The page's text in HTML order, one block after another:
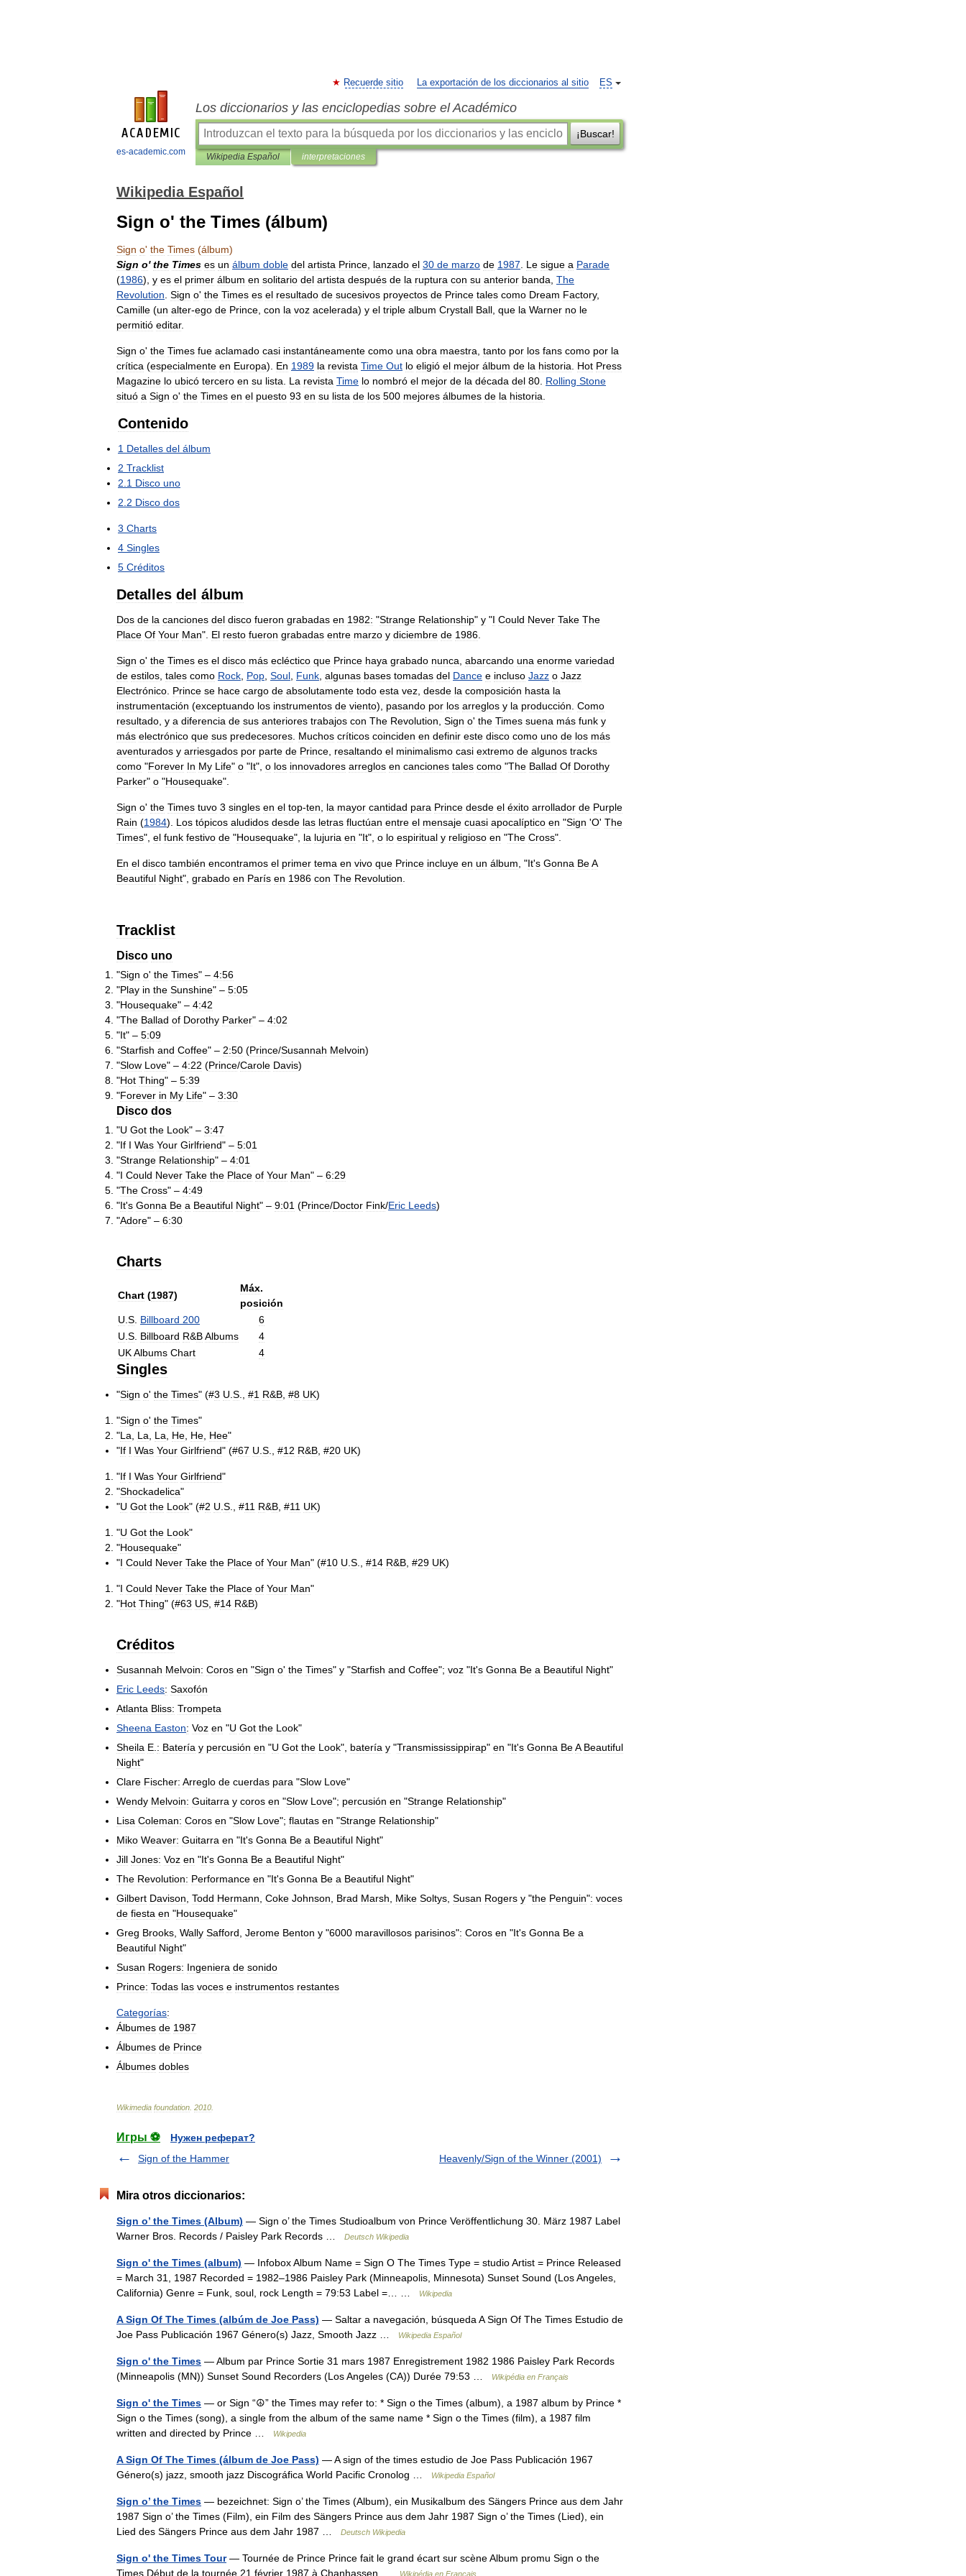
es-academic.com
ES
Recuerde sitio La exportación de los diccionarios al sitio
Los diccionarios y las enciclopedias sobre el Académico
¡Buscar!
Wikipedia Español interpretaciones
Wikipedia Español
Sign o' the Times (álbum)
Sign o' the Times (álbum)
Sign o'the Times es un álbum doble del artista Prince lanzado el 30 de marzo de 1987 Le sigue a Parade
(1986), y es el primer álbum en solitario del artista después de la ruptura con su anterior banda The
Revolution Sign o' the Times es el resultado de sucesivos proyectos de Prince tales como Dream Factory,
Camille (un alter-ego de Prince con la voz acelerada) y el triple album Crystall Ball que la Warner no le
permitió editar.
Sign o' the Times fue aclamado casi instantáneamente como una obra maestra tanto por los fans como por la
crítica (especialmente en Europa). En 1989 la revista Time Out lo eligió el mejor álbum de la historia Hot Press
Magazine lo ubicó tercero en su lista La revista Time lo nombró el mejor de la década del 80 Rolling Stone
situó a Sign o' the Times en el puesto 93 en su lista de los 500 mejores álbumes de la historia
Contenido
1 Detalles del álbum
2 Tracklist
2 1 Disco uno
2 2 Disco dos
3 Charts
4 Singles
5 Créditos
Detalles del álbum
Dos de la canciones del disco fueron grabadas en 1982: "Strange Relationship" y "I Could Never Take The
Place Of Your Man". El resto fueron grabadas entre marzo y diciembre de 1986
Sign o' the Times es el disco más ecléctico que Prince haya grabado nunca abarcando una enorme variedad
de estilos tales como Rock Pop Soul Funk algunas bases tomadas del Dance e incluso Jazz o Jazz
Electrónico Prince se hace cargo de absolutamente todo esta vez desde la composición hasta la
instrumentación (exceptuando los instrumentos de viento), pasando por los arreglos y la producción Como
resultado y a diferencia de sus anteriores trabajos con The Revolution Sign o' the Times suena más funk y
más electrónico que sus predecesores Muchos críticos coinciden en definir este disco como uno de los más
aventurados y arriesgados por parte de Prince resaltando el minimalismo casi extremo de algunos tracks
como "Forever In My Life" o "It", o los innovadores arreglos en canciones tales como "The Ballad Of Dorothy
Parker" o "Housequake".
Sign o' the Times tuvo 3 singles en el top-ten la mayor cantidad para Prince desde el éxito arrollador de Purple
Rain (1984). Los tópicos aludidos desde las letras fluctúan entre el mensaje cuasi apocalíptico en "Sign 'O' The
Times", el funk festivo de "Housequake", la lujuria en "It", o lo espiritual y religioso en "The Cross".
En el disco también encontramos el primer tema en vivo que Prince incluye en un álbum , "It's Gonna BeA
Beautiful Night", grabado en París en 1986 con The Revolution
Tracklist
Disco uno
"Sign o' the Times" – 4:56
"Play in the Sunshine" – 5:05
"Housequake" – 4:42
"The Ballad of Dorothy Parker" – 4:02
"It" – 5:09
"Starfish and Coffee" – 2:50 (Prince/Susannah Melvoin)
"Slow Love" – 4:22 (Prince/Carole Davis)
"Hot Thing" – 5:39
"Forever in My Life" – 3:30
Disco dos
"U Got the Look" – 3:47
"If I Was Your Girlfriend" – 5:01
"Strange Relationship" – 4:01
"I Could Never Take the Place of Your Man" – 6:29
"The Cross" – 4:49
"It's Gonna Be a Beautiful Night" – 9:01 (Prince/Doctor Fink/Eric Leeds)
"Adore" – 6:30
Charts
Chart (1987)
Máx.
posición
U S Billboard 200
6
U S Billboard R&BAlbums
4
UKAlbums Chart 4
Singles
"Sign o' the Times" (#3 U S ., #1 R&B , #8 UK)
"Sign o' the Times"
"La La La He He Hee"
"If I Was Your Girlfriend" (#67 U S ., #12 R&B , #20 UK)
"If I Was Your Girlfriend"
"Shockadelica"
"U Got the Look" (#2 U S ., #11 R&B , #11 UK)
"U Got the Look"
"Housequake"
"I Could Never Take the Place of Your Man" (#10 U S ., #14 R&B , #29 UK)
"I Could Never Take the Place of Your Man"
"Hot Thing" (#63 US , #14 R&B)
Créditos
Susannah Melvoin: Coros en "Sign o' the Times" y "Starfish and Coffee"; voz "It's Gonna Be a Beautiful Night"
Eric Leeds: Saxofón
Atlanta Bliss: Trompeta
Sheena Easton: Voz en "U Got the Look"
Sheila E : Batería y percusión en "U Got the Look", batería y "Transmississippirap" en "It's Gonna BeA Beautiful
Night"
Clare Fischer: Arreglo de cuerdas para "Slow Love"
Wendy Melvoin: Guitarra y coros en "Slow Love"; percusión en "Strange Relationship"
Lisa Coleman: Coros en "Slow Love"; flautas en "Strange Relationship"
Miko Weaver: Guitarra en "It's Gonna Be a Beautiful Night"
Jill Jones: Voz en "It's Gonna Be a Beautiful Night"
The Revolution: Performance en "It's Gonna Be a Beautiful Night"
Gilbert Davison Todd Hermann Coke Johnson Brad Marsh Mike Soltys Susan Rogers y "the Penguin": voces
de fiesta en "Housequake"
Greg Brooks Wally Safford Jerome Benton y "6000 maravillosos parisinos": Coros en "It's Gonna Be a
Beautiful Night"
Susan Rogers: Ingeniera de sonido
Prince: Todas las voces e instrumentos restantes
Categorías:
Álbumes de 1987
Álbumes de Prince
Álbumes dobles
Wikimedia foundation 2010
Игры ⚽
Нужен реферат?
Sign of the Hammer
Heavenly/Sign of the Winner (2001)
Mira otros diccionarios:
Sign o’ the Times (Album) — Sign o’ the Times Studioalbum von Prince Veröffentlichung 30. März 1987 Label
Warner Bros. Records / Paisley Park Records …
Deutsch Wikipedia
Sign o' the Times (album) — Infobox Album Name = Sign O The Times Type = studio Artist = Prince Released
= March 31, 1987 Recorded = 1982–1986 Paisley Park (Minneapolis, Minnesota) Sunset Sound (Los Angeles,
California) Genre = Funk, soul, rock Length = 79:53 Label =… …
Wikipedia
A Sign Of The Times (albúm de Joe Pass) — Saltar a navegación, búsqueda A Sign Of The Times Estudio de
Joe Pass Publicación 1967 Género(s) Jazz, Smooth Jazz …
Wikipedia Español
Sign o' the Times — Album par Prince Sortie 31 mars 1987 Enregistrement 1982 1986 Paisley Park Records
(Minneapolis (MN)) Sunset Sound Recorders (Los Angeles (CA)) Durée 79:53 …
Wikipédia en Français
Sign o' the Times — or Sign “☮” the Times may refer to: * Sign o the Times (album), a 1987 album by Prince *
Sign o the Times (song), a single from the album of the same name * Sign o the Times (film), a 1987 film
written and directed by Prince …
Wikipedia
A Sign Of The Times (álbum de Joe Pass) — A sign of the times estudio de Joe Pass Publicación 1967
Género(s) jazz, smooth jazz Discográfica World Pacific Cronolog …
Wikipedia Español
Sign o’ the Times — bezeichnet: Sign o’ the Times (Album), ein Musikalbum des Sängers Prince aus dem Jahr
1987 Sign o’ the Times (Film), ein Film des Sängers Prince aus dem Jahr 1987 Sign o’ the Times (Lied), ein
Lied des Sängers Prince aus dem Jahr 1987 …
Deutsch Wikipedia
Sign o' the Times Tour— Tournée de Prince Prince fait le grand écart sur scène Album promu Sign o the
Times Début de la tournée 21 février 1987 à Chanhassen …
Wikipédia en Français